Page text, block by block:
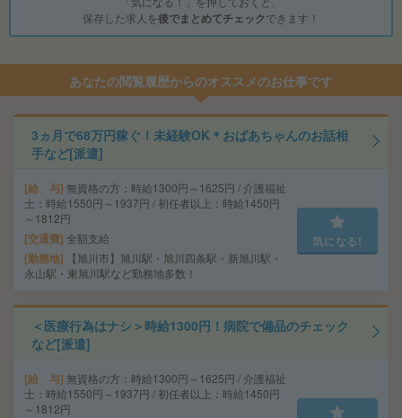
保存した求人を後でまとめてチェックできます！
あなたの閲覧履歴からのオススメのお仕事です
3ヵ月で68万円稼ぐ！未経験OK＊おばあちゃんのお話相
手など[派遣]
給 与 無資格の方：時給1300円～1625円 / 介護福祉
士：時給1550円～1937円 / 初任者以上：時給1450円
～1812円
交通費 全額支給
勤務地
【旭川市】旭川駅・旭川四条駅・新旭川駅・
永山駅・東旭川駅など勤務地多数！
気になる!
＜医療行為はナシ＞時給1300円！病院で備品のチェック
など[派遣]
給 与 無資格の方：時給1300円～1625円 / 介護福祉
士：時給1550円～1937円 / 初任者以上：時給1450円
～1812円